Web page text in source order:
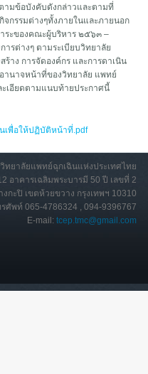
มข้อบังคับดังกล่าวและตามที่
กรรมต่างๆทั้งภายในและภายนอก
ระของคณะผู้บริหาร ๒๕๖๓ –
รต่างๆ ตามระเบียบวิทยาลัย
าง การจัดองค์กร และการดาเนิน
านาจหน้าที่ของวิทยาลัย แพทย์
เอียดตามแนบท้ายประกาศนี้
เพื่อให้ปฏิบัติหน้าที่.pdf
วิทยาลัยแพทย์ฉุกเฉินแห่งประเทศไทย
อาคารเฉลิมพระบารมี 50 ปี เลขที่ 2
ะปิ เขตห้วยขวาง กรุงเทพฯ 10310
ศัพท์ 065-4786324 , 094-9396767
E-mail:tcep.tmc@gmail.com